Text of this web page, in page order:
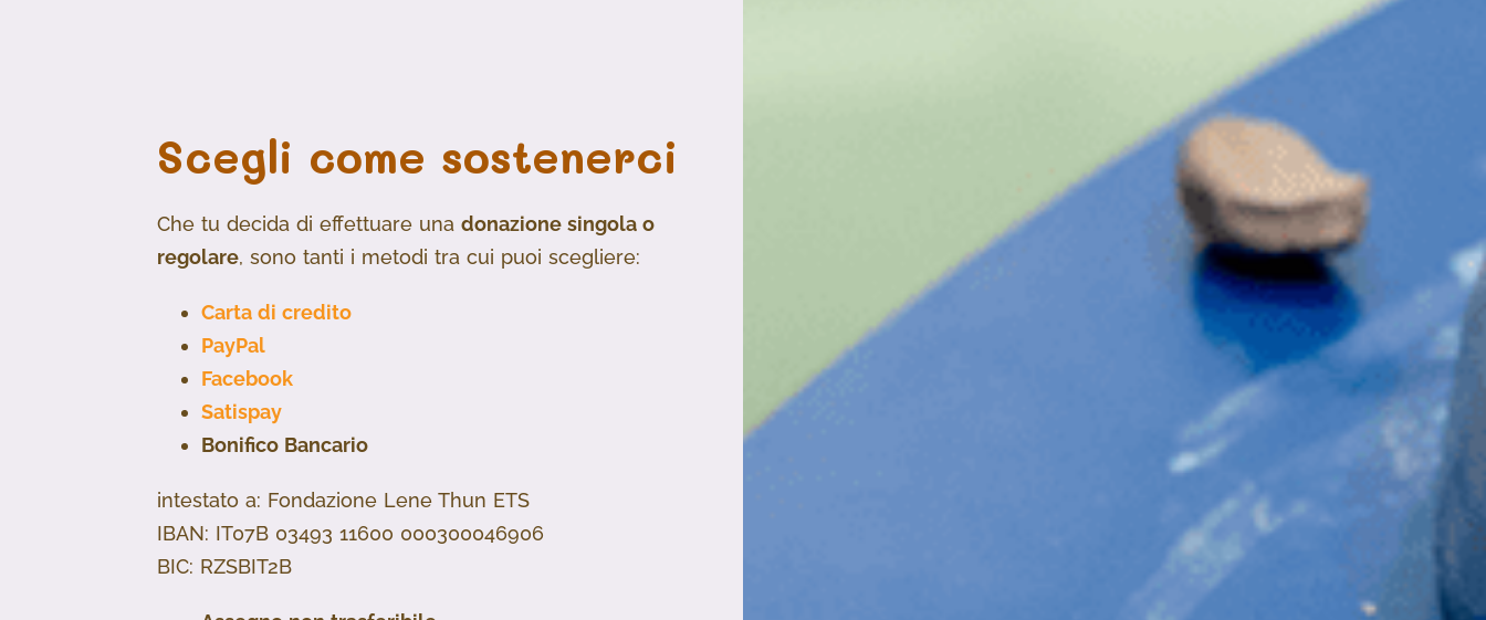
Scegli come sostenerci
Che tu decida di effettuare una donazione singola o
regolare, sono tanti i metodi tra cui puoi scegliere:
Carta di credito
PayPal
Facebook
Satispay
Bonifico Bancario
intestato a: Fondazione Lene Thun ETS
IBAN: IT07B 03493 11600 000300046906
BIC: RZSBIT2B